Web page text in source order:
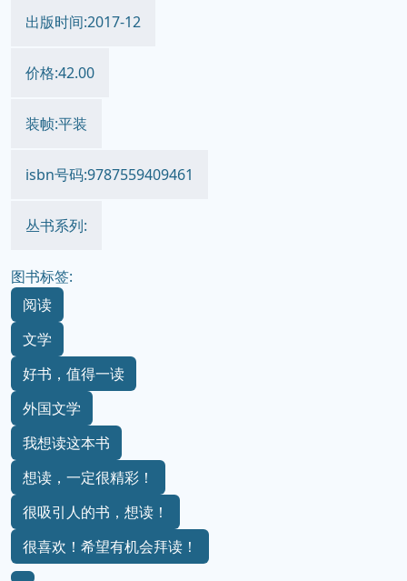
出版时间:2017-12
价格:42.00
装帧:平装
isbn号码:9787559409461
丛书系列:
图书标签:
阅读
文学
好书，值得一读
外国文学
我想读这本书
想读，一定很精彩！
很吸引人的书，想读！
很喜欢！希望有机会拜读！